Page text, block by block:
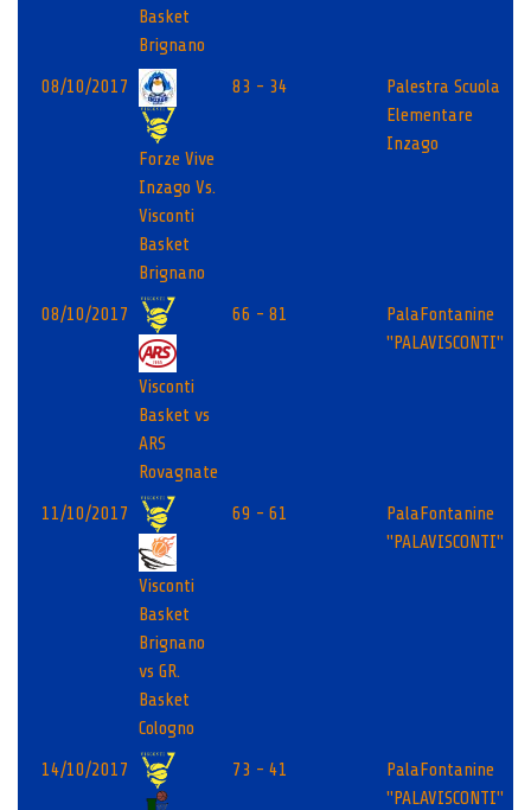
Basket
Brignano
08/10/2017
Forze Vive
Inzago Vs.
Visconti
Basket
Brignano
83 - 34
Palestra Scuola
Elementare
Inzago
08/10/2017
Visconti
Basket vs
ARS
Rovagnate
66 - 81
PalaFontanine
"PALAVISCONTI"
11/10/2017
Visconti
Basket
Brignano
vs GR.
Basket
Cologno
69 - 61
PalaFontanine
"PALAVISCONTI"
14/10/2017 73 - 41
PalaFontanine
"PALAVISCONTI"